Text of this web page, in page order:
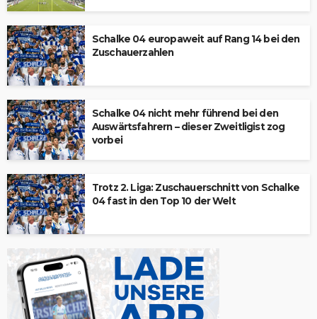
Schalke 04 europaweit auf Rang 14 bei den
Zuschauerzahlen
Schalke 04 nicht mehr führend bei den
Auswärtsfahrern – dieser Zweitligist zog
vorbei
Trotz 2. Liga: Zuschauerschnitt von Schalke
04 fast in den Top 10 der Welt